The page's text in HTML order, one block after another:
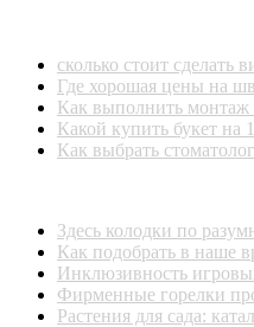
сколько стоит сделать
Где хорошая цены на
Как выполнить
Какой купить букет на
Как выбрать
Здесь колодки по
Как подобрать в наше
Инклюзивность
Фирменные горелки
Растения для сада: